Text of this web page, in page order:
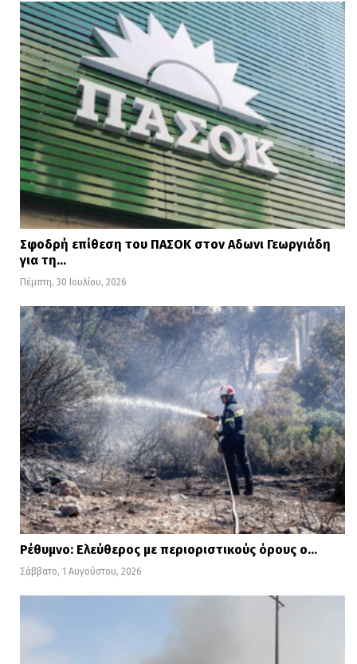
Ο Πομπέο είναι ο πλέον υψηλόβαθμος
Αμερικανός αξιωματούχος που
επισκέπτεται την Ουκρανία αφότου
ξεκίνησε η διαδικασία για την παραπομπή
Τραμπ.
Σφοδρή επίθεση του ΠΑΣΟΚ στον Αδωνι Γεωργιάδη
για τη…
Πέμπτη, 30 Ιουλίου, 2026
Ρέθυμνο: Ελεύθερος με περιοριστικούς όρους ο…
Σάββατο, 1 Αυγούστου, 2026